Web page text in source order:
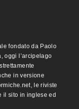
fondato da Paolo
oggi l’arcipelago
in versione
le riviste
il sito in inglese ed